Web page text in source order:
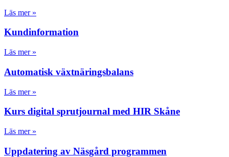
Läs mer »
Kundinformation
Läs mer »
Automatisk växtnäringsbalans
Läs mer »
Kurs digital sprutjournal med HIR Skåne
Läs mer »
Uppdatering av Näsgård programmen